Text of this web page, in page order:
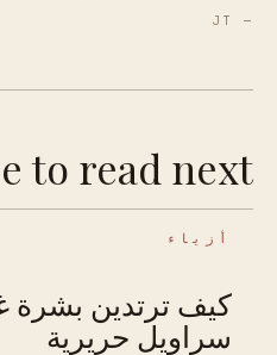
— JT
to read next.
أزياء
كيف ترتدين بشرة
سراويل حريرية